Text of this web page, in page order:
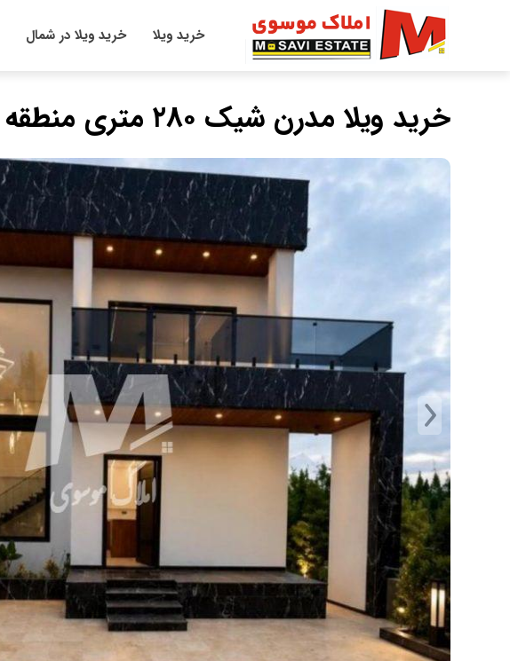
خرید ویلا خرید ویلا در شمال
خرید ویلا مدرن شیک ۲۸۰ متری منطقه برند الیمالات نور مدارک کامل